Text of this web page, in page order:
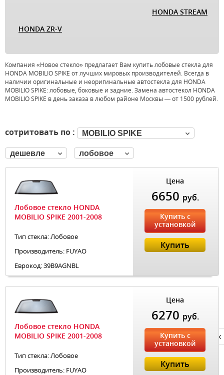
HONDA STREAM
HONDA ZR-V
Компания «Новое стекло» предлагает Вам купить лобовые стекла для
HONDA MOBILIO SPIKE от лучших мировых производителей. Всегда в
наличии оригинальные и неоригинальные автостекла для HONDA
MOBILIO SPIKE: лобовые, боковые и задние. Замена автостекол HONDA
MOBILIO SPIKE в день заказа в любом районе Москвы — от 1500 рублей.
сотритовать по : MOBILIO SPIKE
дешевле лобовое
Лобовое стекло HONDA
MOBILIO SPIKE 2001-2008
Тип стекла: Лобовое
Производитель: FUYAO
Еврокод: 39B9AGNBL
Цена
6650 руб.
Купить с
установкой
Купить
Лобовое стекло HONDA
MOBILIO SPIKE 2001-2008
Тип стекла: Лобовое
Производитель: FUYAO
Цена
6270 руб.
Купить с
установкой
Купить
Privacy notice